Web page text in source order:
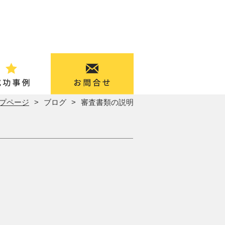
ページ ブログ 審査書類の説明